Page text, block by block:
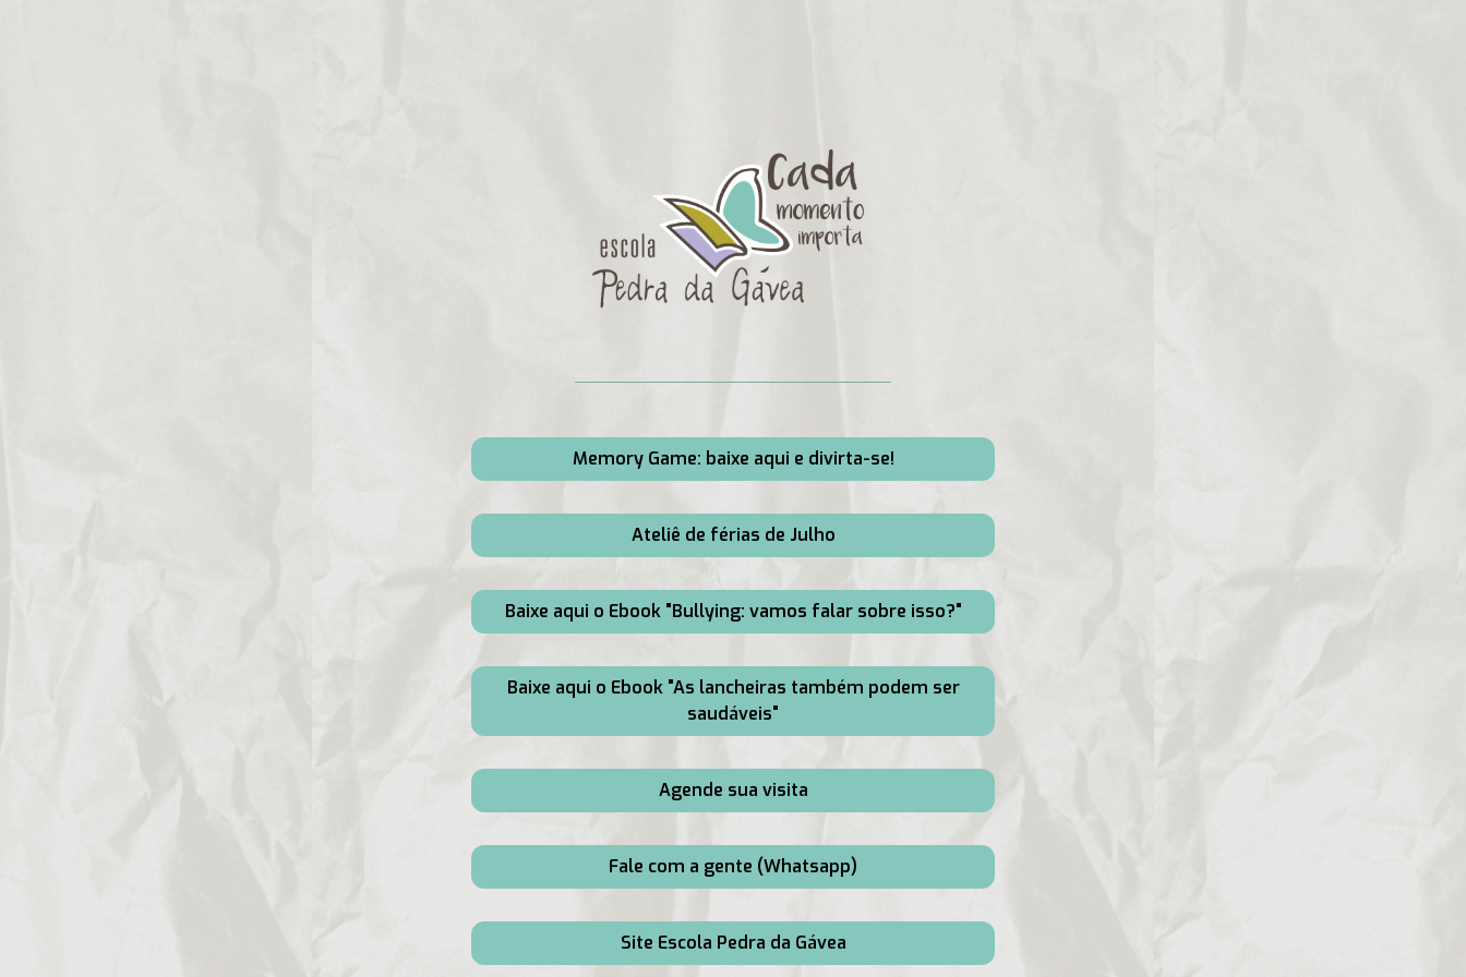
Memory Game: baixe aqui e divirta-se!
Ateliê de férias de Julho
Baixe aqui o Ebook "Bullying: vamos falar sobre isso?"
Baixe aqui o Ebook "As lancheiras também podem ser
saudáveis"
Agende sua visita
Fale com a gente (Whatsapp)
Site Escola Pedra da Gávea